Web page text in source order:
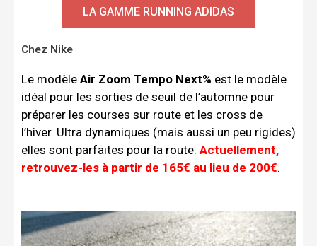
LA GAMME RUNNING ADIDAS
Chez Nike
Le modèle Air Zoom Tempo Next% est le modèle
idéal pour les sorties de seuil de l’automne pour
préparer les courses sur route et les cross de
l’hiver. Ultra dynamiques (mais aussi un peu rigides)
elles sont parfaites pour la route. Actuellement,
retrouvez-les à partir de 165€ au lieu de 200€.